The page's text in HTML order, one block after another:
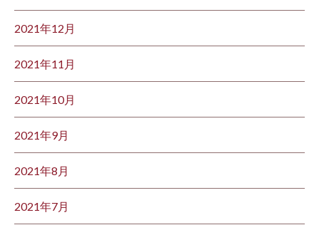
2021年12月
2021年11月
2021年10月
2021年9月
2021年8月
2021年7月